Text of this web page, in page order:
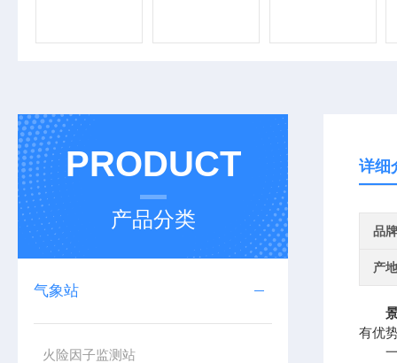
PRODUCT
产品分类
气象站
火险因子监测站
详细
品牌
产
有优
一